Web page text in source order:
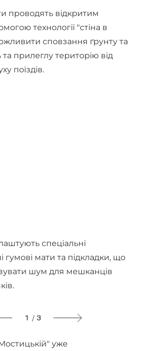
проводять відкритим
технології "стіна в
сповзання ґрунту та
прилеглу територію від
поїздів.
спеціальні
мати та підкладки, що
шум для мешканців
1 / 3
уже